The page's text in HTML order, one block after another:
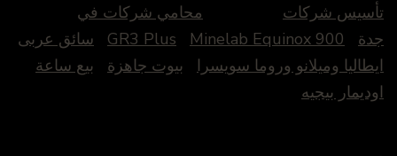
تأسيس شركات
محامي شركات في
جدة
GR3 Plus Minelab Equinox 900
سائق عربى
ايطاليا وميلانو وروما سويسرا
بيوت جاهزة
بيع ساعة
اوديمار بيجيه